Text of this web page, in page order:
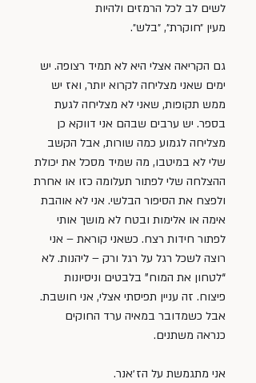
לשים לב לכל הרמזים ולהיות
מעין ״חוקרת״, ״בלש״.
גם הקריאה אצלי היא לא תמיד רצופה. יש
ימים שאני מצליחה לקרוא יותר, ואז יש
ממש תקופות, שאני לא מצליחה לגעת
בספר. יש ערבים שבהם אני דווקא כן
מצליחה לגמוע כמה שורות, אבל הקשב
שלי לא במיטבו, מה שמיד מסכל את יכולת
ההצלחה שלי לפתור תעלומה כזו או אחרת
ולפצח את הסיפור הבלשי. אני לא אוהבת
אימה או אלימות ובטח לא מושך אותי
לפתור חידות רצח. כשאני קוראת – אני
רוצה לשכל רגל על רגל ורק – ליהנות. לא
“לטחון את המוח” בלבטים וניסיונות
פיצוח. זה עניין תפיסתי אצלי, אני חושבת.
אבל כשמדובר במאיה ערד החוקים
כנראה משתנים.
אני מתגמשת על הז׳אנר.